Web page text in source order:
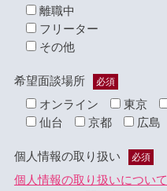
離職中
フリーター
その他
希望面談場所 必須
オンライン 東京
仙台
京都 広島
個人情報の取り扱い 必須
個人情報の取り扱いについて